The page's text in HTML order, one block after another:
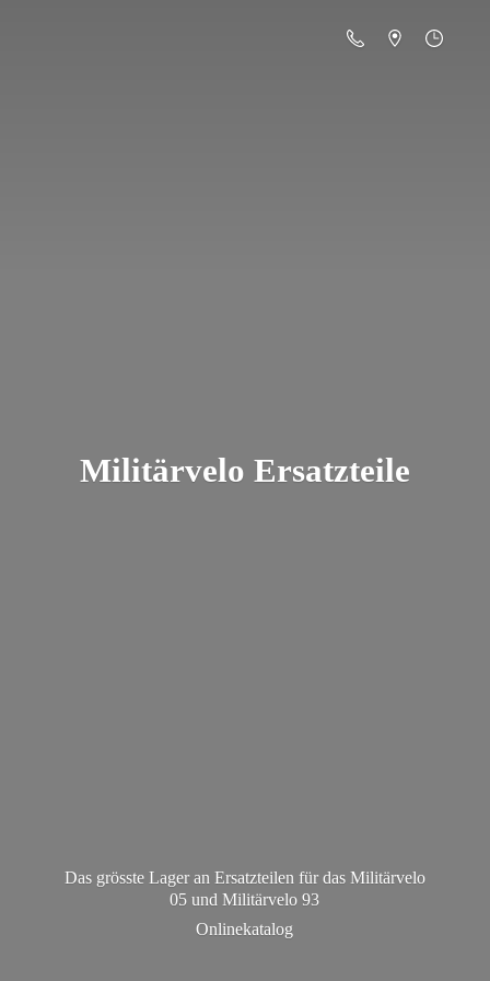
Militärvelo Ersatzteile
Das grösste Lager an Ersatzteilen für das Militärvelo
05 und Militärvelo 93
Onlinekatalog